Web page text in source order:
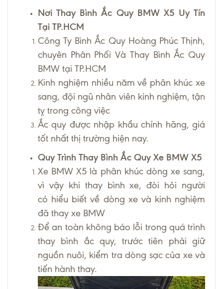
Nơi Thay Bình Ắc Quy BMW X5 Uy Tín
Tại TP.HCM
Công Ty Bình Ắc Quy Hoàng Phúc Thịnh,
chuyên Phân Phối Và Thay Bình Ắc Quy
BMW tại TP.HCM
Kinh nghiệm nhiều năm về phân khúc xe
sang, đội ngũ nhân viên kinh nghiệm, tận
tỵ trong công việc
Ắc quy được nhập khẩu chính hãng, giá
tốt nhất thị trường hiện nay.
Quy Trình Thay Bình Ắc Quy Xe BMW X5
Xe BMW X5 là phân khúc dòng xe sang,
vì vậy khi thay bình xe, đòi hỏi người
có hiểu biết về dòng xe và kinh nghiệm
đã thay xe BMW
Để an toàn không báo lỗi trong quá trình
thay bình ắc quy, trước tiên phải giữ
nguồn nuôi, kiểm tra dòng sạc của xe và
tiến hành thay.